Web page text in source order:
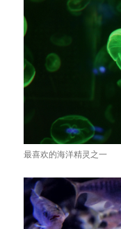
最喜欢的海洋精灵之一